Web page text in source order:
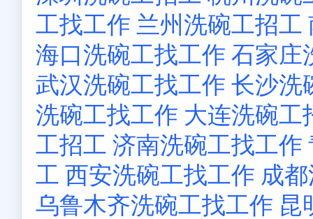
工找工作 兰州洗碗工招工
海口洗碗工找工作 石家庄
武汉洗碗工找工作 长沙洗
洗碗工找工作 大连洗碗工
工招工 济南洗碗工找工作
工 西安洗碗工找工作 成
乌鲁木齐洗碗工找工作 昆